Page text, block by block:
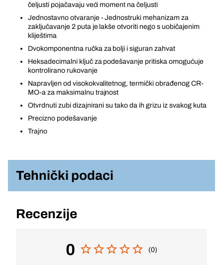
čeljusti pojačavaju veći moment na čeljusti
Jednostavno otvaranje - Jednostruki mehanizam za
zaključavanje 2 puta je lakše otvoriti nego s uobičajenim
kliještima
Dvokomponentna ručka za bolji i siguran zahvat
Heksadecimalni ključ za podešavanje pritiska omogućuje
kontrolirano rukovanje
Napravljen od visokokvalitetnog, termički obrađenog CR-
MO-a za maksimalnu trajnost
Otvrdnuti zubi dizajnirani su tako da ih grizu iz svakog kuta
Precizno podešavanje
Trajno
Tehnički podaci
Recenzije
0 (0)